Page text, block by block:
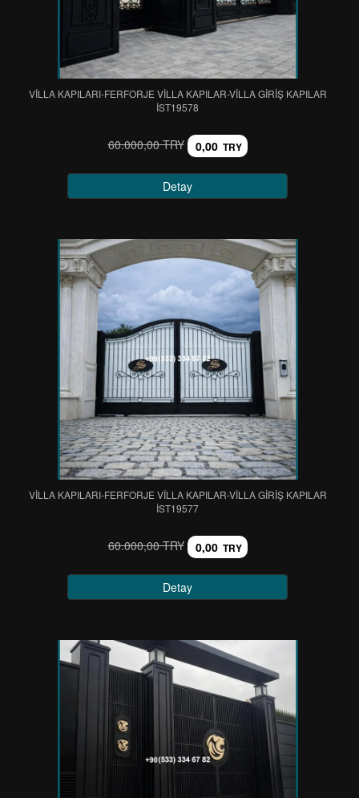
VİLLA KAPILARI-FERFORJE VİLLA KAPILAR-VİLLA GİRİŞ KAPILAR
IST19578
60.000,00 TRY 0,00 TRY
Detay
VİLLA KAPILARI-FERFORJE VİLLA KAPILAR-VİLLA GİRİŞ KAPILAR
IST19577
60.000,00 TRY 0,00 TRY
Detay